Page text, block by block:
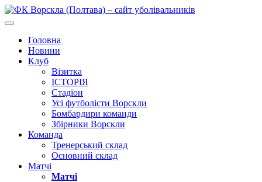
Головна
Новини
Клуб
Візитка
ІСТОРІЯ
Стадіон
Усі футболісти Ворскли
Бомбардири команди
Збірники Ворскли
Команда
Тренерський склад
Основний склад
Матчі
Матчі